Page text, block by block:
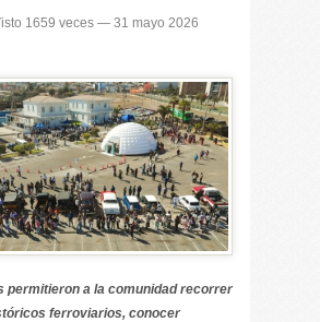
1659 veces — 31 mayo 2026
permitieron a la comunidad recorrer
ferroviarios, conocer